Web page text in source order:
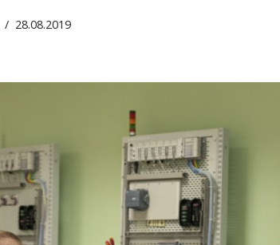
28.08.2019